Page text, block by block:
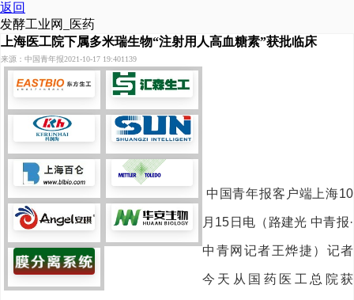
返回
发酵工业网_医药
上海医工院下属多米瑞生物“注射用人高血糖素”获批临床
来源：中国青年报2021-10-17 19:401139
中国青年报客户端上海10
月15日电（路建光 中青报·
中青网记者王烨捷）记者
今天从国药医工总院获